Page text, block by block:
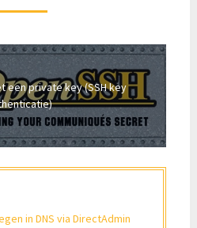
een private key (SSH key
in DNS via DirectAdmin